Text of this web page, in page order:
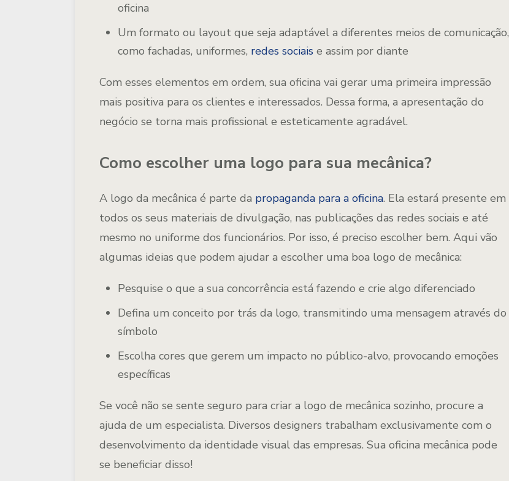
oficina
Um formato ou layout que seja adaptável a diferentes meios de comunicação,
como fachadas, uniformes, redes sociais e assim por diante
Com esses elementos em ordem, sua oficina vai gerar uma primeira impressão
mais positiva para os clientes e interessados. Dessa forma, a apresentação do
negócio se torna mais profissional e esteticamente agradável.
Como escolher uma logo para sua mecânica?
A logo da mecânica é parte da propaganda para a oficina. Ela estará presente em
todos os seus materiais de divulgação, nas publicações das redes sociais e até
mesmo no uniforme dos funcionários. Por isso, é preciso escolher bem. Aqui vão
algumas ideias que podem ajudar a escolher uma boa logo de mecânica:
Pesquise o que a sua concorrência está fazendo e crie algo diferenciado
Defina um conceito por trás da logo, transmitindo uma mensagem através do
símbolo
Escolha cores que gerem um impacto no público-alvo, provocando emoções
específicas
Se você não se sente seguro para criar a logo de mecânica sozinho, procure a
ajuda de um especialista. Diversos designers trabalham exclusivamente com o
desenvolvimento da identidade visual das empresas. Sua oficina mecânica pode
se beneficiar disso!